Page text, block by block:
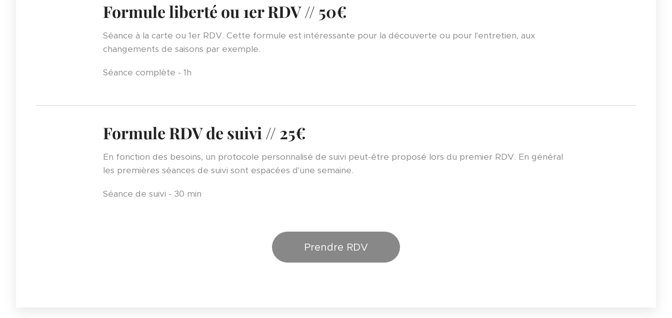
Formule liberté ou 1er RDV // 50€
Séance à la carte ou 1er RDV. Cette formule est intéressante pour la découverte ou pour l'entretien, aux
changements de saisons par exemple.
Séance complète - 1h
Formule RDV de suivi // 25€
En fonction des besoins, un protocole personnalisé de suivi peut-être proposé lors du premier RDV. En général
les premières séances de suivi sont espacées d'une semaine.
Séance de suivi - 30 min
Prendre RDV